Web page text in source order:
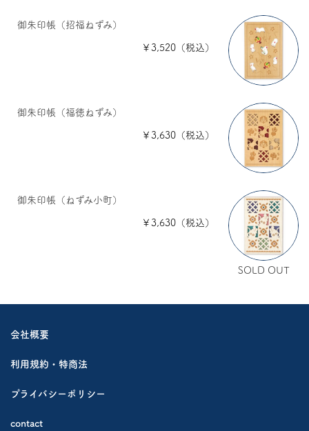
御朱印帳（招福ねずみ）
￥3,520（税込）
御朱印帳（福徳ねずみ）
￥3,630（税込）
SOLD OUT
御朱印帳（ねずみ小町）
￥3,630（税込）
会社概要
利用規約・特商法
プライバシーポリシー
contact